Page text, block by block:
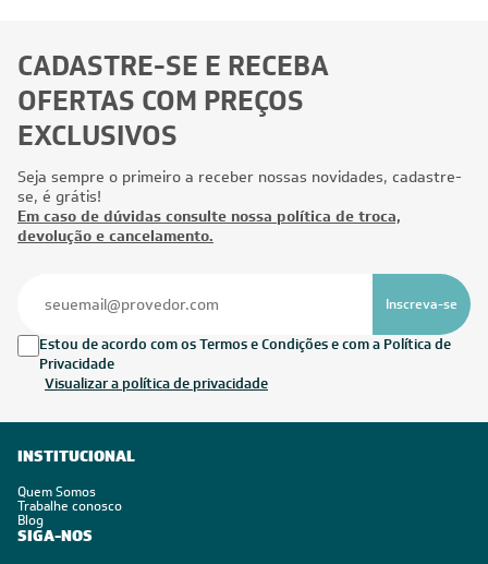
CADASTRE-SE E RECEBA
OFERTAS COM PREÇOS
EXCLUSIVOS
Seja sempre o primeiro a receber nossas novidades, cadastre-
se, é grátis!
Em caso de dúvidas consulte nossa política de troca,
devolução e cancelamento.
Inscreva-se
Estou de acordo com os Termos e Condições e com a Política de
Privacidade
Visualizar a política de privacidade
INSTITUCIONAL
Quem Somos
Trabalhe conosco
Blog
SIGA-NOS